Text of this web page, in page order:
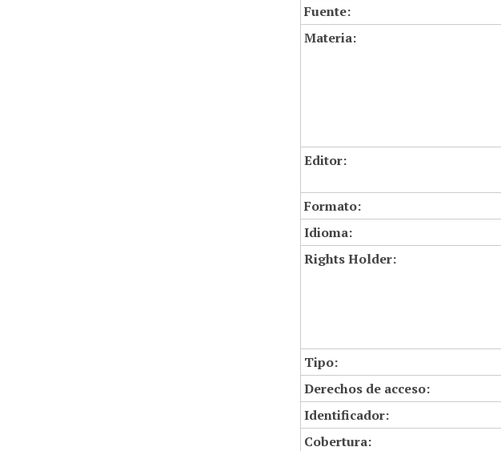
Fuente:
Materia:
Editor:
Formato:
Idioma:
Rights Holder:
Tipo:
Derechos de acceso:
Identificador:
Cobertura: